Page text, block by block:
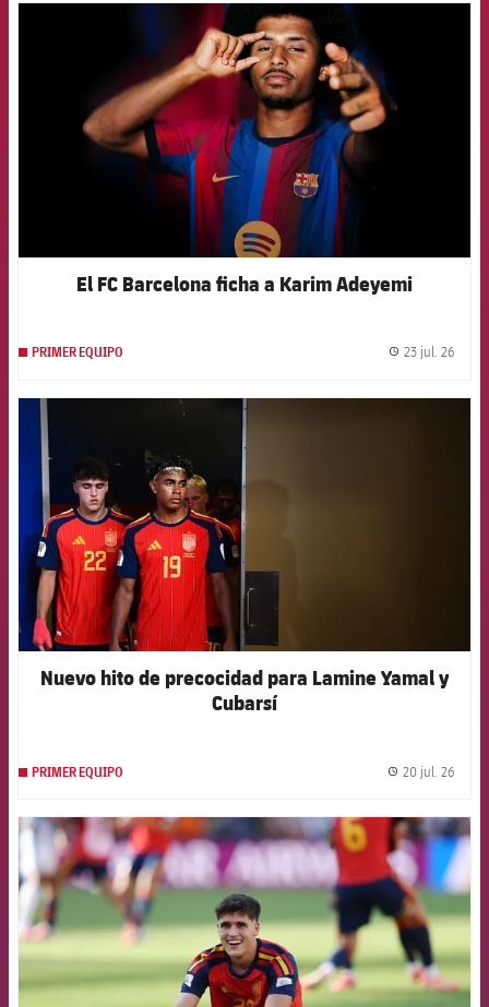
FCB Barcelona badge
El FC Barcelona ficha a Karim Adeyemi
PRIMER EQUIPO 23 jul. 26
FCB Barcelona badge
Nuevo hito de precocidad para Lamine Yamal y
Cubarsí
PRIMER EQUIPO 20 jul. 26
FCB Barcelona badge